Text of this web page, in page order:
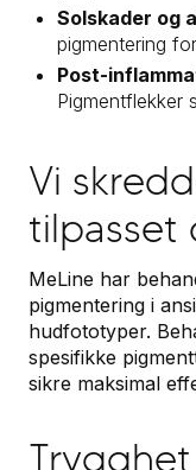
Solskader og
pigmentering
Post-
Pigmentflekker
Vi
tilpasset
MeLine har
pigmentering i
hudfototyper.
spesifikke
sikre maksimal